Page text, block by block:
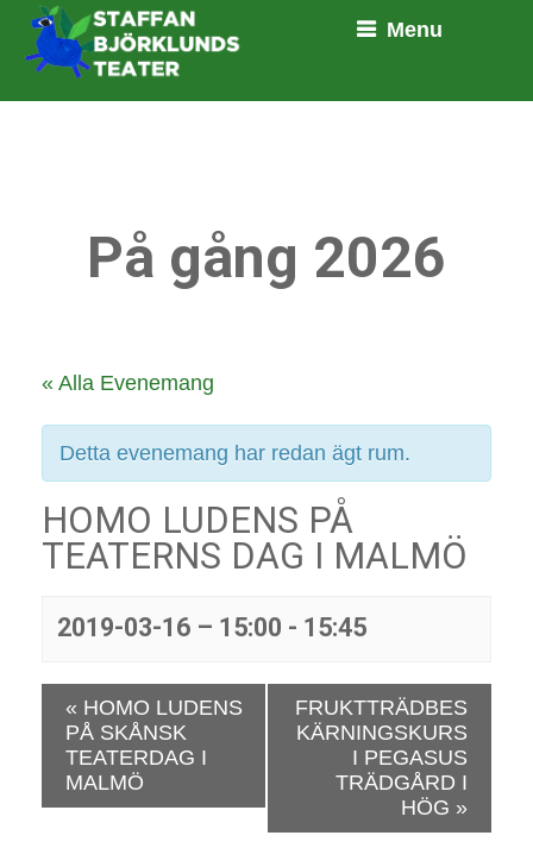
Menu
På gång 2026
« Alla Evenemang
Detta evenemang har redan ägt rum.
HOMO LUDENS PÅ
TEATERNS DAG I MALMÖ
2019-03-16 – 15:00 - 15:45
e
« HOMO LUDENS
PÅ SKÅNSK
TEATERDAG I
MALMÖ
FRUKTTRÄDBES
KÄRNINGSKURS
I PEGASUS
TRÄDGÅRD I
HÖG »